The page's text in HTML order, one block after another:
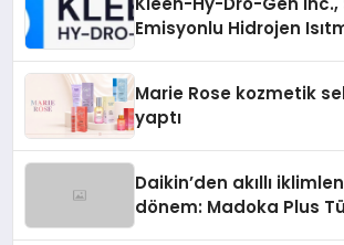
Emisyonlu Hidrojen
Marie Rose kozmetik
yaptı
Daikin’den akıllı
dönem: Madoka Plus